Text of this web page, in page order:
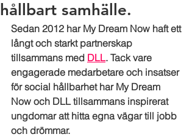
hållbart samhälle.
Sedan 2012 har My Dream Now haft ett
långt och starkt partnerskap
tillsammans med DLL. Tack vare
engagerade medarbetare och insatser
för social hållbarhet har My Dream
Now och DLL tillsammans inspirerat
ungdomar att hitta egna vägar till jobb
och drömmar.